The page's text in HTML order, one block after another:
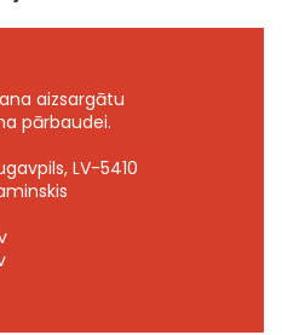
aizsargātu
pārbaudei.
LV-5410